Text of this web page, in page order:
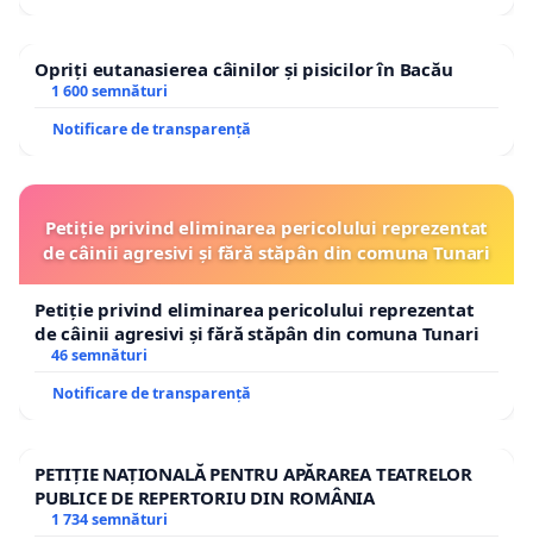
Opriți eutanasierea câinilor și pisicilor în Bacău
1 600 semnături
Notificare de transparență
Petiție privind eliminarea pericolului reprezentat
de câinii agresivi și fără stăpân din comuna Tunari
Petiție privind eliminarea pericolului reprezentat
de câinii agresivi și fără stăpân din comuna Tunari
46 semnături
Notificare de transparență
PETIȚIE NAȚIONALĂ PENTRU APĂRAREA TEATRELOR
PUBLICE DE REPERTORIU DIN ROMÂNIA
1 734 semnături